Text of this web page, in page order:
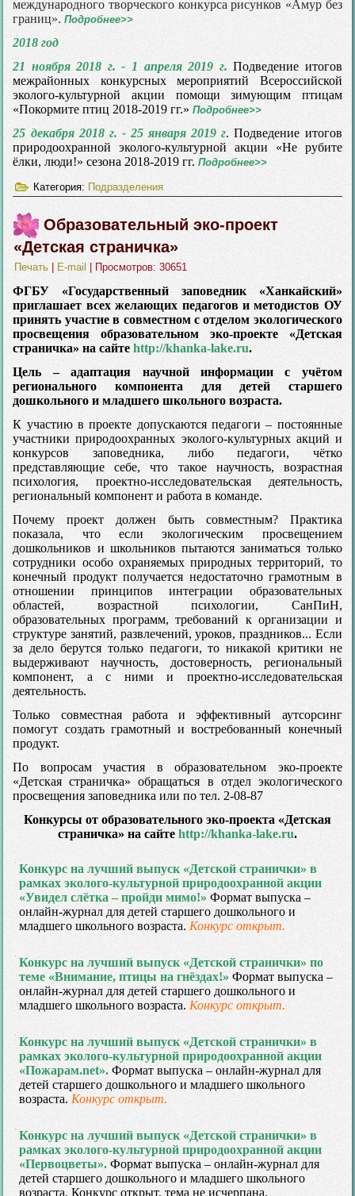
международного творческого конкурса рисунков «Амур без
границ». Подробнее>>
2018 год
21 ноября 2018 г. - 1 апреля 2019 г. Подведение итогов
межрайонных конкурсных мероприятий Всероссийской
эколого-культурной акции помощи зимующим птицам
«Покормите птиц 2018-2019 гг.»Подробнее>>
25 декабря 2018 г. - 25 января 2019 г. Подведение итогов
природоохранной эколого-культурной акции «Не рубите
ёлки, люди!» сезона 2018-2019 гг.Подробнее>>
Категория: Подразделения
Образовательный эко-проект
«Детская страничка»
Печать E-mail | Просмотров: 30651
ФГБУ «Государственный заповедник «Ханкайский»
приглашает всех желающих педагогов и методистов ОУ
принять участие в совместном с отделом экологического
просвещения образовательном эко-проекте «Детская
страничка» на сайтеhttp://khanka-lake.ru.
Цель – адаптация научной информации с учётом
регионального компонента для детей старшего
дошкольного и младшего школьного возраста.
К участию в проекте допускаются педагоги – постоянные
участники природоохранных эколого-культурных акций и
конкурсов заповедника, либо педагоги, чётко
представляющие себе, что такое научность, возрастная
психология, проектно-исследовательская деятельность,
региональный компонент и работа в команде.
Почему проект должен быть совместным? Практика
показала, что если экологическим просвещением
дошкольников и школьников пытаются заниматься только
сотрудники особо охраняемых природных территорий, то
конечный продукт получается недостаточно грамотным в
отношении принципов интеграции образовательных
областей, возрастной психологии, СанПиН,
образовательных программ, требований к организации и
структуре занятий, развлечений, уроков, праздников... Если
за дело берутся только педагоги, то никакой критики не
выдерживают научность, достоверность, региональный
компонент, а с ними и проектно-исследовательская
деятельность.
Только совместная работа и эффективный аутсорсинг
помогут создать грамотный и востребованный конечный
продукт.
По вопросам участия в образовательном эко-проекте
«Детская страничка» обращаться в отдел экологического
просвещения заповедника или по тел. 2-08-87
Конкурсы от образовательного эко-проекта «Детская
страничка» на сайте http://khanka-lake.ru.
Конкурс на лучший выпуск «Детской странички» в
рамках эколого-культурной природоохранной акции
«Увидел слётка – пройди мимо!»Формат выпуска –
онлайн-журнал для детей старшего дошкольного и
младшего школьного возраста. Конкурс открыт.
Конкурс на лучший выпуск «Детской странички» по
теме «Внимание, птицы на гнёздах!» Формат выпуска –
онлайн-журнал для детей старшего дошкольного и
младшего школьного возраста. Конкурс открыт.
Конкурс на лучший выпуск «Детской странички» в
рамках эколого-культурной природоохранной акции
«Пожарам.net».Формат выпуска – онлайн-журнал для
детей старшего дошкольного и младшего школьного
возраста. Конкурс открыт.
Конкурс на лучший выпуск «Детской странички» в
рамках эколого-культурной природоохранной акции
«Первоцветы».Формат выпуска – онлайн-журнал для
детей старшего дошкольного и младшего школьного
возраста. Конкурс открыт, тема не исчерпана.